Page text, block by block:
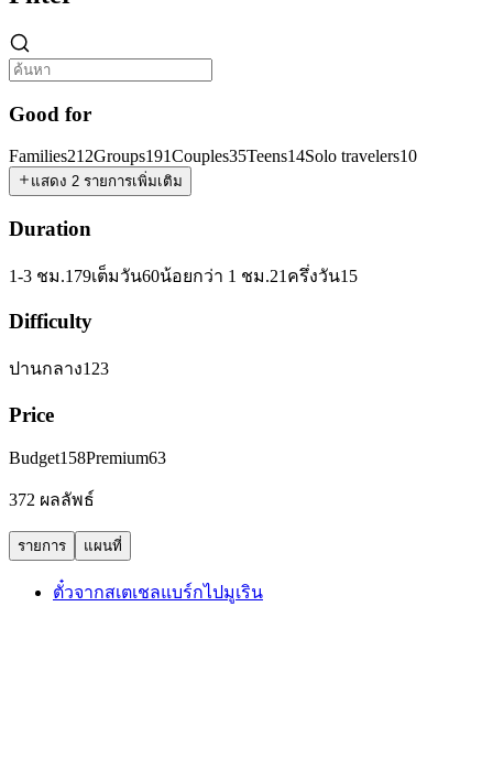
Good for
Families212Groups191Couples35Teens14Solo travelers10
แสดง 2 รายการเพิ่มเติม
Duration
1-3 ชม.179เต็มวัน60น้อยกว่า 1 ชม.21 ครึ่งวัน15
Difficulty
ปานกลาง123
Price
Budget158Premium63
372 ผลลัพธ์
รายการ แผนที่
ตั๋วจากสเตเชลแบร์กไปมูเริน